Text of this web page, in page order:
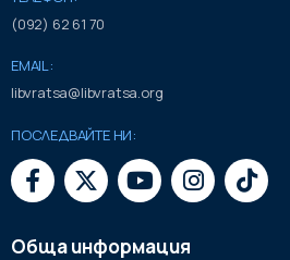
(092) 62 61 70
EMAIL:
libvratsa@libvratsa.org
ПОСЛЕДВАЙТЕ НИ:
Обща информация